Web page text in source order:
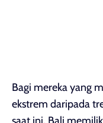
Bagi mereka yang
ekstrem daripada